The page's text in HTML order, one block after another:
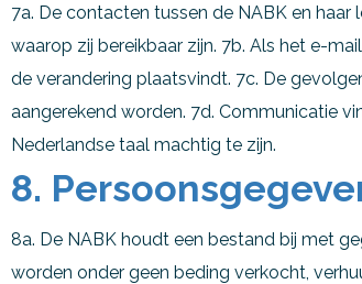
7a. De contacten tussen de NABK en
waarop zij bereikbaar zijn. 7b. Als het e-
de verandering plaatsvindt. 7c. De
aangerekend worden. 7d. Communicatie
Nederlandse taal machtig te zijn.
8.
8a. De NABK houdt een bestand bij met
worden onder geen beding verkocht,